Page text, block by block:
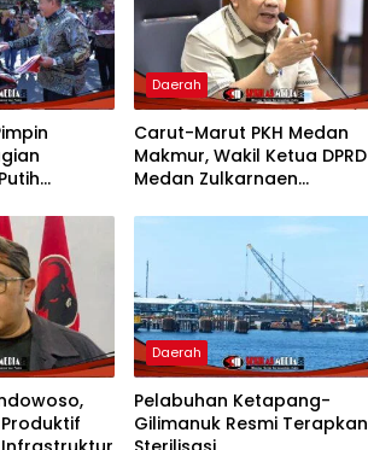
Daerah
Carut-Marut PKH Medan
Makmur, Wakil Ketua DPRD
Medan Zulkarnaen
Pemko Salurkan Bansos
Daerah
Pelabuhan Ketapang-
Gilimanuk Resmi Terapkan